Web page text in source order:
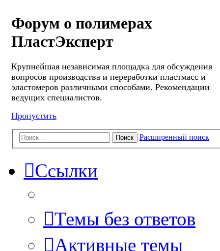
Форум о полимерах
ПластЭксперт
Крупнейшая независимая площадка для обсуждения
вопросов производства и переработки пластмасс и
эластомеров различными способами. Рекомендации
ведущих специалистов.
Пропустить
Поиск Расширенный поиск
Ссылки
Темы без ответов
Активные темы